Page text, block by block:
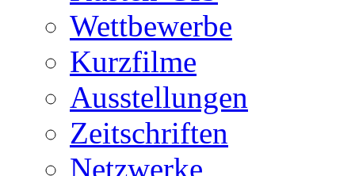
Wettbewerbe
Kurzfilme
Ausstellungen
Zeitschriften
Netzwerke